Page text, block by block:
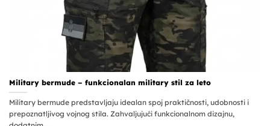
Military bermude – funkcionalan military stil za leto
Military bermude predstavljaju idealan spoj praktičnosti, udobnosti i
prepoznatljivog vojnog stila. Zahvaljujući funkcionalnom dizajnu,